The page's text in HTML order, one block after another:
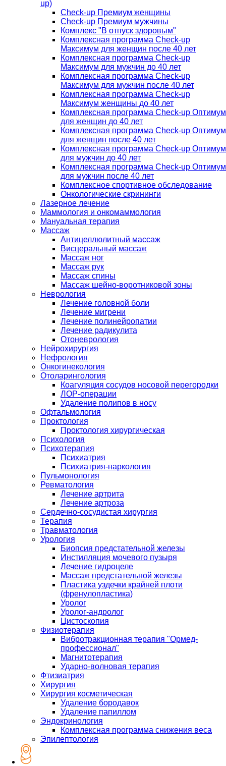
up)
Check-up Премиум женщины
Check-up Премиум мужчины
Комплекс "В отпуск здоровым"
Комплексная программа Check-up
Максимум для женщин после 40 лет
Комплексная программа Check-up
Максимум для мужчин до 40 лет
Комплексная программа Check-up
Максимум для мужчин после 40 лет
Комплексная программа Check-up
Максимум женщины до 40 лет
Комплексная программа Check-up Оптимум
для женщин до 40 лет
Комплексная программа Check-up Оптимум
для женщин после 40 лет
Комплексная программа Check-up Оптимум
для мужчин до 40 лет
Комплексная программа Check-up Оптимум
для мужчин после 40 лет
Комплексное спортивное обследование
Онкологические скрининги
Лазерное лечение
Маммология и онкомаммология
Мануальная терапия
Массаж
Антицеллюлитный массаж
Висцеральный массаж
Массаж ног
Массаж рук
Массаж спины
Массаж шейно-воротниковой зоны
Неврология
Лечение головной боли
Лечение мигрени
Лечение полинейропатии
Лечение радикулита
Отоневрология
Нейрохирургия
Нефрология
Онкогинекология
Отоларингология
Коагуляция сосудов носовой перегородки
ЛОР-операции
Удаление полипов в носу
Офтальмология
Проктология
Проктология хирургическая
Психология
Психотерапия
Психиатрия
Психиатрия-наркология
Пульмонология
Ревматология
Лечение артрита
Лечение артроза
Сердечно-сосудистая хирургия
Терапия
Травматология
Урология
Биопсия предстательной железы
Инстилляция мочевого пузыря
Лечение гидроцеле
Массаж предстательной железы
Пластика уздечки крайней плоти
(френулопластика)
Уролог
Уролог-андролог
Цистоскопия
Физиотерапия
Вибротракционная терапия "Ормед-
профессионал"
Магнитотерапия
Ударно-волновая терапия
Фтизиатрия
Хирургия
Хирургия косметическая
Удаление бородавок
Удаление папиллом
Эндокринология
Комплексная программа снижения веса
Эпилептология